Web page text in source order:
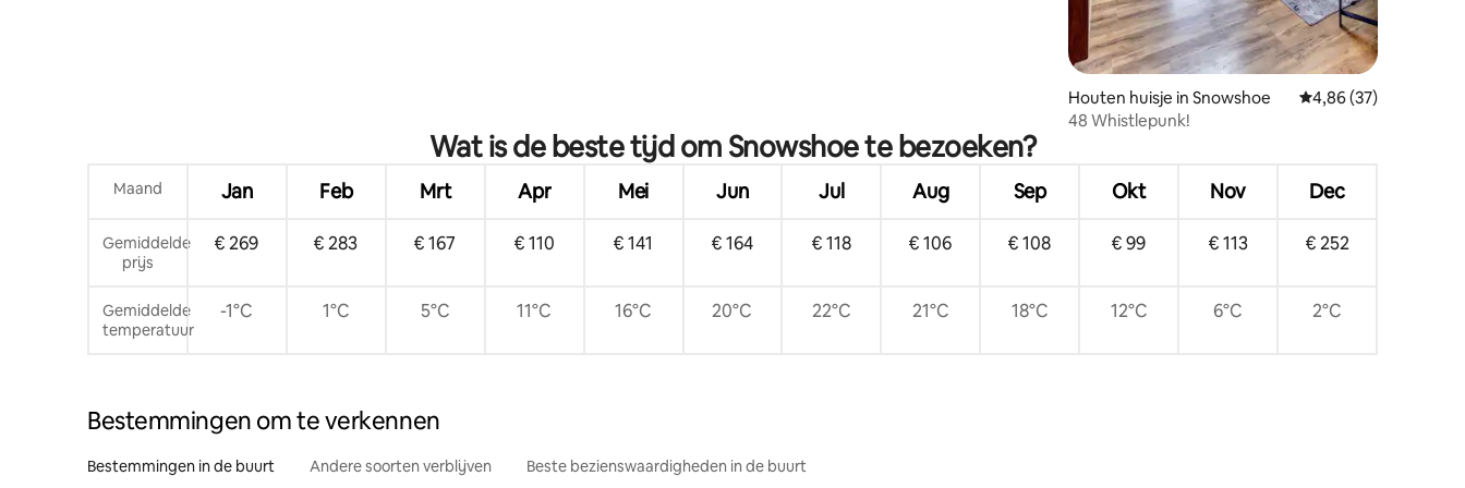
Houten huisje in Snowshoe Gemiddelde
4,86 (37)
48 Whistlepunk!
Wat is de beste tijd om Snowshoe te bezoeken?
Maand Jan Feb Mrt Apr Mei Jun Jul Aug Sep Okt Nov Dec
Gemiddelde
prijs
€ 269 € 283 € 167 € 110 € 141 € 164 € 118 € 106 € 108 € 99 € 113 € 252
Gemiddelde
temperatuur
-1°C 1°C 5°C 11°C 16°C 20°C 22°C 21°C 18°C 12°C 6°C 2°C
Bestemmingen om te verkennen
Bestemmingen in de buurt Andere soorten verblijven Beste bezienswaardigheden in de buurt